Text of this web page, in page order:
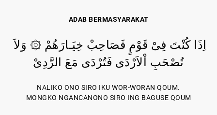
ADAB BERMASYARAKAT
تُصْحَبِ اْلاَرْدَى فَتُرْدَى مَعَ الرَّدِىْ
NALIKO ONO SIRO IKU WOR-WORAN QOUM.
MONGKO NGANCANONO SIRO ING BAGUSE QOUM